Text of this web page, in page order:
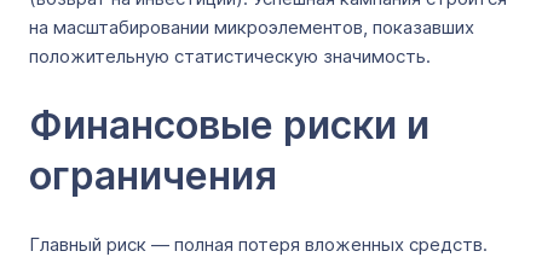
на масштабировании микроэлементов, показавших
положительную статистическую значимость.
Финансовые риски и
ограничения
Главный риск — полная потеря вложенных средств.